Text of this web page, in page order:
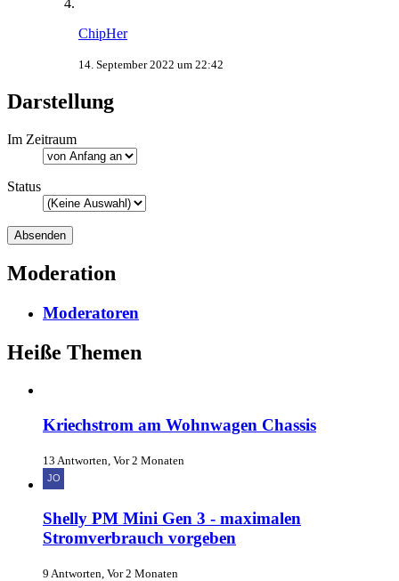
ChipHer
14. September 2022 um 22:42
Darstellung
Im Zeitraum
Status
Moderation
Moderatoren
Heiße Themen
Kriechstrom am Wohnwagen Chassis
13 Antworten, Vor 2 Monaten
Shelly PM Mini Gen 3 - maximalen
Stromverbrauch vorgeben
9 Antworten, Vor 2 Monaten